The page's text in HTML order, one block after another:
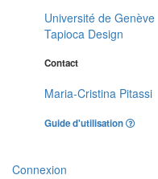
Université de Genève
Tapioca Design
Contact
Maria-Cristina Pitassi
Guide d'utilisation
Connexion